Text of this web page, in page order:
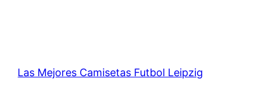
Las Mejores Camisetas Futbol Leipzig